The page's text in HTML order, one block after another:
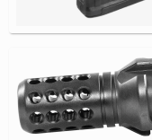
Jagdangebote
Jagdreviere
Bücher, Videos